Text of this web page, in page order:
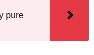
pure